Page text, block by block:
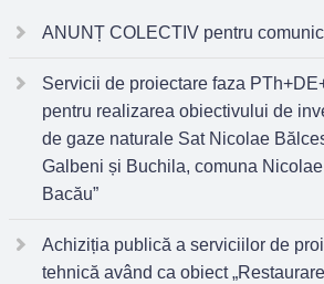
ANUNȚ COLECTIV pentru
Servicii de proiectare faza
pentru realizarea obiectivului de
de gaze naturale Sat Nicolae
Galbeni și Buchila, comuna
Bacău”
Achiziția publică a serviciilor de
tehnică având ca obiect